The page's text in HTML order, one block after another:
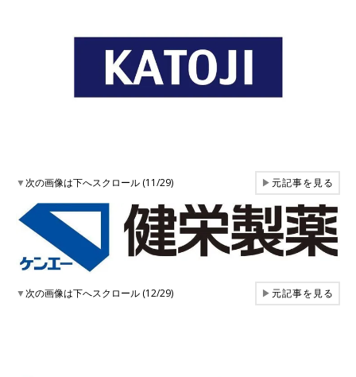
▼次の画像は下へスクロール (11/29) ▶元記事を見る
▼次の画像は下へスクロール (12/29) ▶元記事を見る